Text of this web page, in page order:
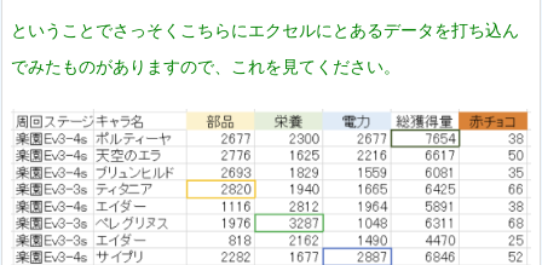
ということでさっそくこちらにエクセルにとあるデータを打ち込ん
でみたものがありますので、これを見てください。